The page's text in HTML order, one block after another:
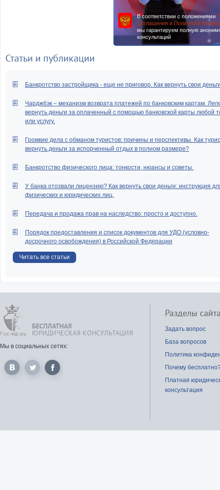
В соответствии с положениями
Соглашения и Политикой
мы гарантируем полную
консультаций
Статьи и публикации
Банкротство застройщика - еще не приговор. Как вернуть свои
Чарджбэк – механизм возврата платежей по банковским картам.
вернуть деньги за оплаченный с помощью банковской карты любой
или услугу.
Громкие дела с обманом туристов: причины и перспективы. Как
вернуть деньги за испорченный отдых в полном размере?
Банкротство физического лица: тонкости, нюансы и советы.
У банка отозвали лицензию? Как вернуть свои деньги: инструкция
физических и юридических лиц.
Передача и продажа прав на наследство: просто и доступно.
Порядок предоставления и список документов для УДО (условно-
досрочного освобождения) в Российской Федерации
Читать все статьи
БЕСПЛАТНАЯ
ЮРИДИЧЕСКАЯ КОНСУЛЬТАЦИЯ
Мы в социальных сетях:
Разделы
Задать вопрос
База вопросов
Политика
Почему
Платная
консультация